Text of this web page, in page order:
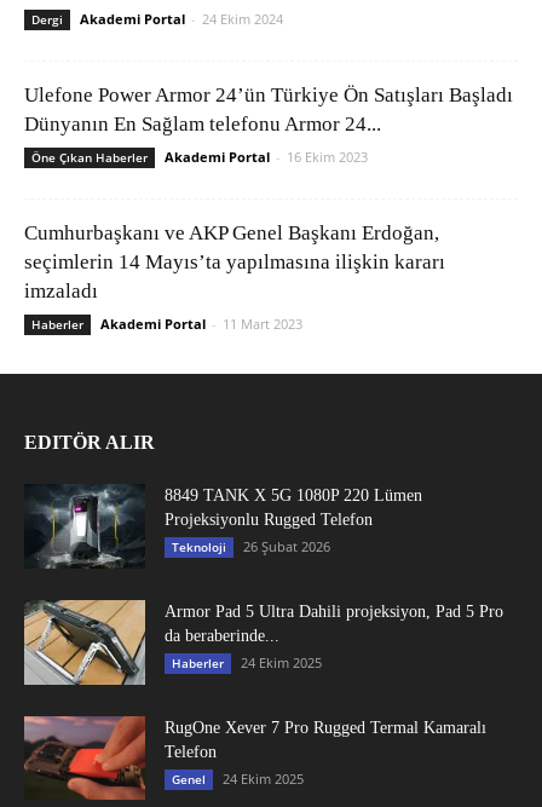
Dergi Akademi Portal - 24 Ekim 2024
Ulefone Power Armor 24’ün Türkiye Ön Satışları Başladı
Dünyanın En Sağlam telefonu Armor 24...
Öne Çıkan Haberler Akademi Portal - 16 Ekim 2023
Cumhurbaşkanı ve AKP Genel Başkanı Erdoğan,
seçimlerin 14 Mayıs’ta yapılmasına ilişkin kararı
imzaladı
Haberler Akademi Portal - 11 Mart 2023
EDITÖR ALIR
8849 TANK X 5G 1080P 220 Lümen
Projeksiyonlu Rugged Telefon
Teknoloji 26 Şubat 2026
Armor Pad 5 Ultra Dahili projeksiyon, Pad 5 Pro
da beraberinde...
Haberler 24 Ekim 2025
RugOne Xever 7 Pro Rugged Termal Kamaralı
Telefon
Genel 24 Ekim 2025